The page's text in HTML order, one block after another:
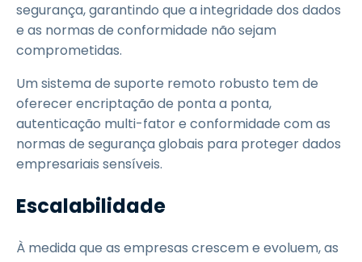
segurança, garantindo que a integridade dos dados
e as normas de conformidade não sejam
comprometidas.
Um sistema de suporte remoto robusto tem de
oferecer encriptação de ponta a ponta,
autenticação multi-fator e conformidade com as
normas de segurança globais para proteger dados
empresariais sensíveis.
Escalabilidade
À medida que as empresas crescem e evoluem, as